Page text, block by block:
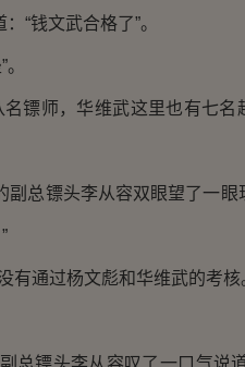
“钱文武合格了”。
镖师，华维武这里也有七名
总镖头李从容双眼望了一眼
通过杨文彪和华维武的考核
镖头李从容叹了一口气说